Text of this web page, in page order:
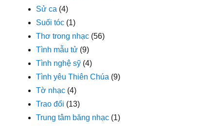
Sử ca (4)
Suối tóc (1)
Thơ trong nhạc (56)
Tình mẫu tử (9)
Tình nghệ sỹ (4)
Tình yêu Thiên Chúa (9)
Tờ nhạc (4)
Trao đổi (13)
Trung tâm băng nhạc (1)